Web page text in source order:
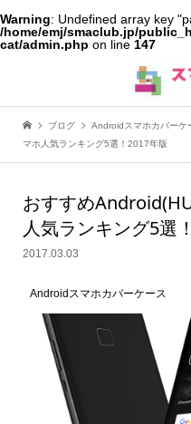
Warning: Undefined array key
/home/emj/smaclub.jp/
cat/admin.php on line 147
ブログ Androidスマホカバーケ
マホ人気ランキング5選！2017年版
おすすめ
人気ランキング5選
2017.03.03
Androidスマホカバーケース